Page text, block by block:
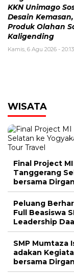
KKN Unimago
Desain
Produk Olahan
Kaligending
Kamis, 6 Agu 2026 -
WISATA
Final Project
Tanggerang
bersama
Peluang
Full Beasiswa
Leadership
SMP Mumtaza
adakan
bersama